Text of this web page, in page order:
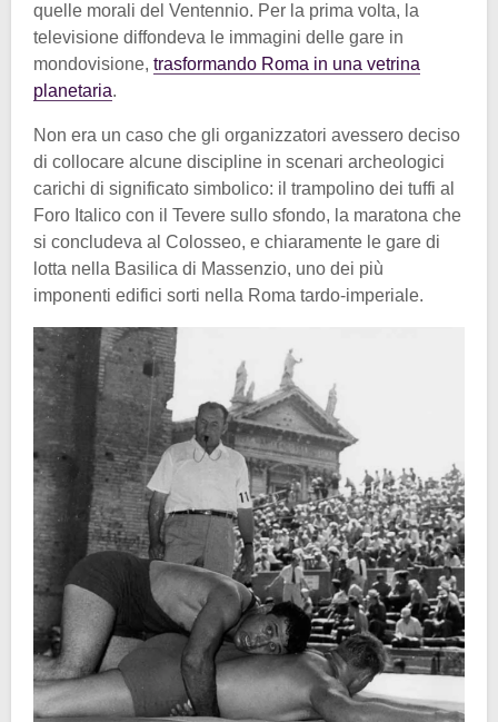
quelle morali del Ventennio. Per la prima volta, la
televisione diffondeva le immagini delle gare in
mondovisione, trasformando Roma in una vetrina
planetaria.
Non era un caso che gli organizzatori avessero deciso
di collocare alcune discipline in scenari archeologici
carichi di significato simbolico: il trampolino dei tuffi al
Foro Italico con il Tevere sullo sfondo, la maratona che
si concludeva al Colosseo, e chiaramente le gare di
lotta nella Basilica di Massenzio, uno dei più
imponenti edifici sorti nella Roma tardo-imperiale.